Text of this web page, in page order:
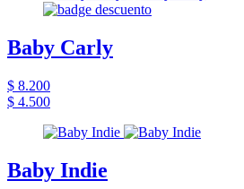
Baby Carly
$ 8.200
$ 4.500
Baby Indie